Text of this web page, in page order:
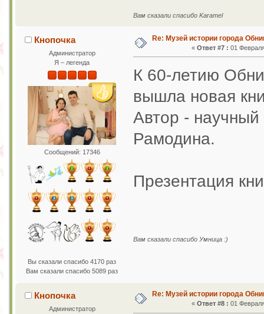
Вам сказали спасибо Karamel
Кнопочка
Администратор
Я – легенда
Сообщений: 17346
Вы сказали спасибо 4170 раз
Вам сказали спасибо 5089 раз
Re: Музей истории города
« Ответ #7 : 01
К 60-летию
вышла новая
Автор - научный
Рамодина.
Презентация
Вам сказали спасибо Умница :)
Кнопочка
Администратор
Re: Музей истории города
« Ответ #8 : 01